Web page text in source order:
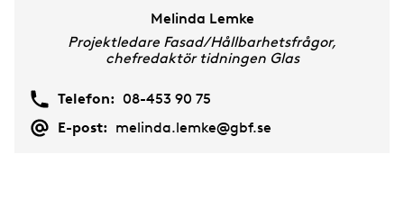
Melinda Lemke
Projektledare Fasad/Hållbarhetsfrågor,
chefredaktör tidningen Glas
Telefon: 08-453 90 75
E-post: melinda.lemke@gbf.se